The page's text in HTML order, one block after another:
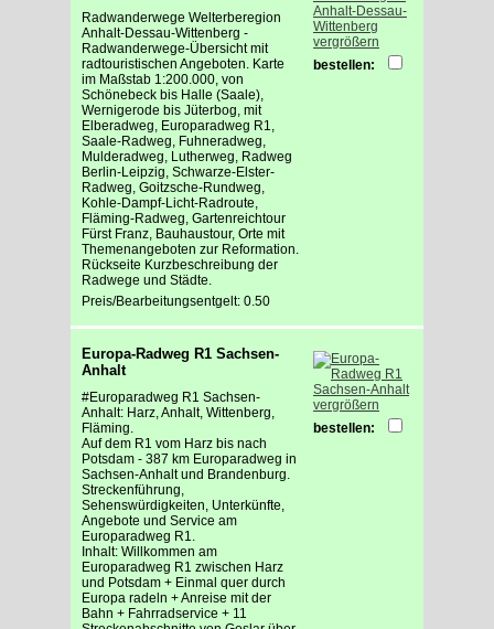
Radwanderwege Welterberegion
Anhalt-Dessau-Wittenberg -
Radwanderwege-Übersicht mit
radtouristischen Angeboten. Karte
im Maßstab 1:200.000, von
Schönebeck bis Halle (Saale),
Wernigerode bis Jüterbog, mit
Elberadweg, Europaradweg R1,
Saale-Radweg, Fuhneradweg,
Mulderadweg, Lutherweg, Radweg
Berlin-Leipzig, Schwarze-Elster-
Radweg, Goitzsche-Rundweg,
Kohle-Dampf-Licht-Radroute,
Fläming-Radweg, Gartenreichtour
Fürst Franz, Bauhaustour, Orte mit
Themenangeboten zur Reformation.
Rückseite Kurzbeschreibung der
Radwege und Städte.
Preis/Bearbeitungsentgelt: 0.50
vergrößern
bestellen:
Europa-Radweg R1 Sachsen-
Anhalt
#Europaradweg R1 Sachsen-
Anhalt: Harz, Anhalt, Wittenberg,
Fläming.
Auf dem R1 vom Harz bis nach
Potsdam - 387 km Europaradweg in
Sachsen-Anhalt und Brandenburg.
Streckenführung,
Sehenswürdigkeiten, Unterkünfte,
Angebote und Service am
Europaradweg R1.
Inhalt: Willkommen am
Europaradweg R1 zwischen Harz
und Potsdam + Einmal quer durch
Europa radeln + Anreise mit der
Bahn + Fahrradservice + 11
vergrößern
bestellen: